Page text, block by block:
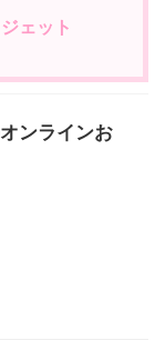
ェット
ンラインお